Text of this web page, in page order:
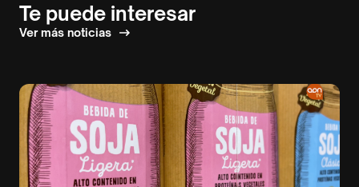
Te puede interesar
Ver más noticias